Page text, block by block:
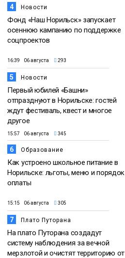
4 Новости
Фонд «Наш Норильск» запускает
осеннюю кампанию по поддержке
соцпроектов
16:39 06 августа 293
5 Новости
Первый юбилей «Башни»
отпразднуют в Норильске: гостей
ждут фестиваль, квест и многое
другое
15:57 06 августа 345
6 Образование
Как устроено школьное питание в
Норильске: льготы, меню и порядок
оплаты
15:15 06 августа 305
7 Плато Путорана
На плато Путорана создадут
систему наблюдения за вечной
мерзлотой и очистят территорию от